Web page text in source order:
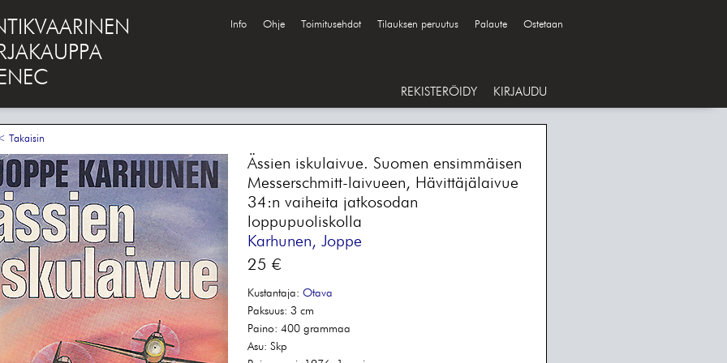
Info Ohje Toimitusehdot Tilauksen peruutus Palaute Ostetaan
REKISTERÖIDY KIRJAUDU
Takaisin
Ässien iskulaivue. Suomen ensimmäisen
Messerschmitt-laivueen, Hävittäjälaivue
34:n vaiheita jatkosodan
loppupuoliskolla
Karhunen, Joppe
25 €
Kustantaja: Otava
Paksuus: 3 cm
Paino: 400 grammaa
Asu: Skp